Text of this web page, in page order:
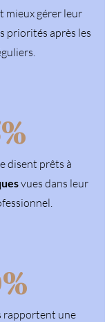
mieux gérer leur
priorités après les
disent prêts à
vues dans leur
rapportent une